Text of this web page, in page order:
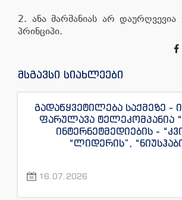
2. ანა მარშანიას არ
პრინციპი.
მსგავსი სიახლეები
გადაწყვეტილება საქმეზე -
ფარულავა ტელეკომპანია
ინტერნეტმედიების -
“ლიდერის”,
“ექსკლუზივტივის”
16.07.2026